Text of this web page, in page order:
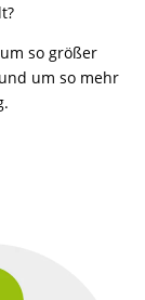
so größer
um so mehr